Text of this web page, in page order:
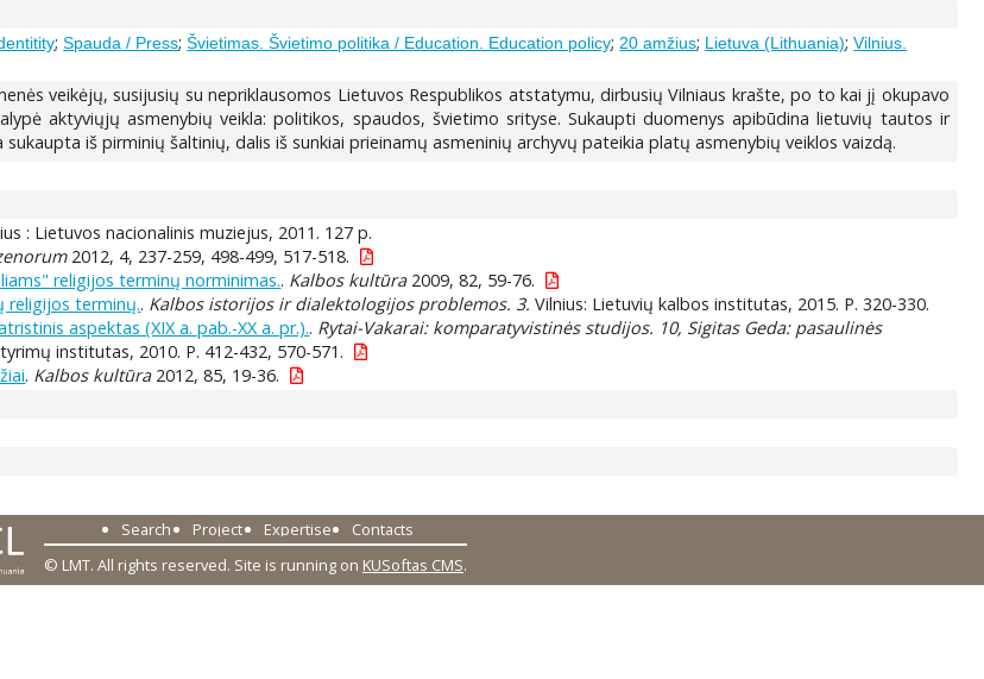
;Spauda / Press;Švietimas. Švietimo politika / Education. Education policy; 20 amžius; Lietuva (Lithuania);Vilnius.
veikėjų, susijusių su nepriklausomos Lietuvos Respublikos atstatymu, dirbusių Vilniaus krašte, po to kai jį okupavo
aktyviųjų asmenybių veikla: politikos, spaudos, švietimo srityse. Sukaupti duomenys apibūdina lietuvių tautos ir
iš pirminių šaltinių, dalis iš sunkiai prieinamų asmeninių archyvų pateikia platų asmenybių veiklos vaizdą.
: Lietuvos nacionalinis muziejus, 2011. 127 p.
2012, 4, 237-259, 498-499, 517-518.
religijos terminų norminimas.. Kalbos kultūra2009, 82, 59-76.
religijos terminų.. Kalbos istorijos ir dialektologijos problemos. 3. Vilnius: Lietuvių kalbos institutas, 2015. P. 320-330.
aspektas (XIX a. pab.-XX a. pr.).. Rytai-Vakarai: komparatyvistinės studijos. 10, Sigitas Geda: pasaulinės
institutas, 2010. P. 412-432, 570-571.
. Kalbos kultūra2012, 85, 19-36.
Search Project Expertise
Contacts
© LMT. All rights reserved. Site is running on KUSoftas CMS.